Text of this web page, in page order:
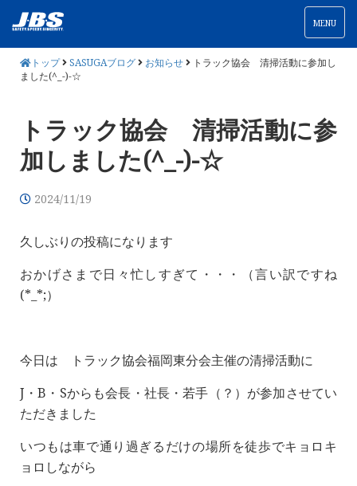
MENU
トップ SASUGAブログ お知らせ
トラック協会 清掃活動に参加し
ました(^_-)-☆
トラック協会 清掃活動に参
加しました(^_-)-☆
2024/11/19
久しぶりの投稿になります
おかげさまで日々忙しすぎて・・・（言い訳ですね
(*_*;）
今日は トラック協会福岡東分会主催の清掃活動に
J・B・Sからも会長・社長・若手（？）が参加させてい
ただきました
いつもは車で通り過ぎるだけの場所を徒歩でキョロキ
ョロしながら